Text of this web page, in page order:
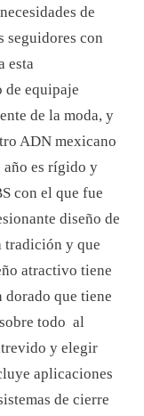
de
seguidores con
esta
de equipaje
de la moda, y
ADN mexicano
año es rígido y
con el que fue
diseño de
tradición y que
atractivo tiene
dorado que tiene
todo al
y elegir
aplicaciones
de cierre